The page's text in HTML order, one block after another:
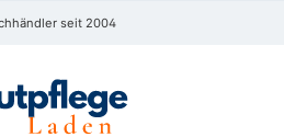
seit 2004